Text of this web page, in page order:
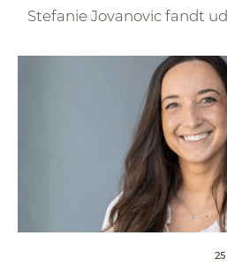
Stefanie Jovanovic fandt